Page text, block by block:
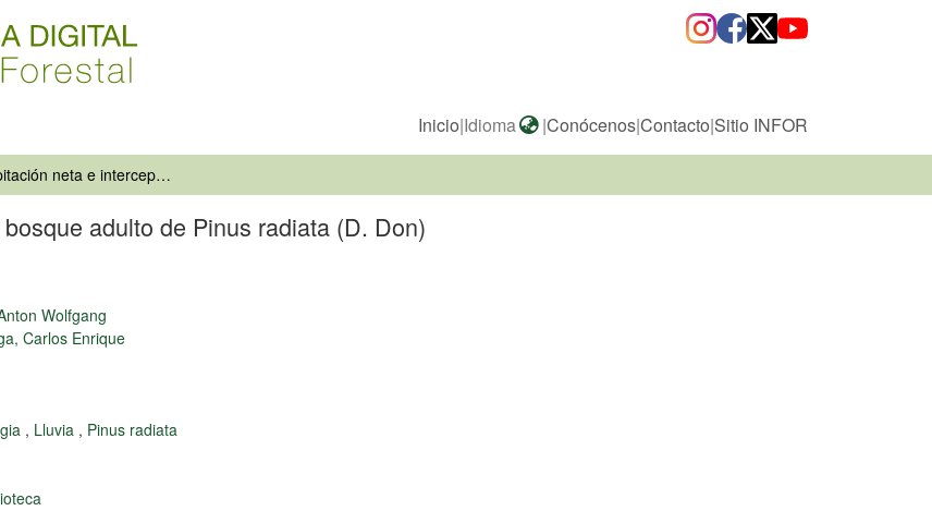
Inicio|Idioma |Conócenos|Contacto|Sitio INFOR
Precipitación neta e intercepción en un bosque adulto de Pinus radiata (D. Don)
adulto de Pinus radiata (D. Don)
Wolfgang
Carlos Enrique
, Lluvia , Pinus radiata